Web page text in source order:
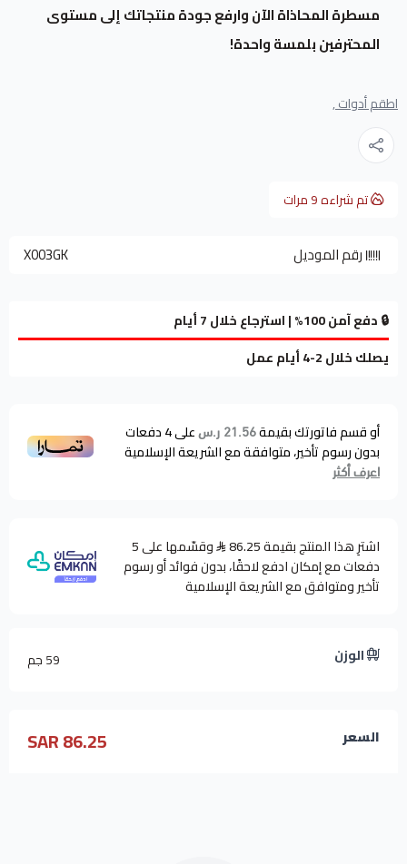
مسطرة المحاذاة الآن وارفع جودة منتجاتك إلى مستوى
المحترفين بلمسة واحدة!
اطقم أدوات ,
تم شراءه9مرات
رقم الموديل X003GK
🔒 دفع آمن 100% | استرجاع خلال 7 أيام
يصلك خلال 2-4 أيام عمل
أو قسم فاتورتك بقيمة21.56 ر.س على4دفعات
بدون رسوم تأخير، متوافقة مع الشريعة الإسلامية
اعرف أكثر
اشترِ هذا المنتج بقيمة 86.25
وقسّمها على 5
دفعات مع إمكان ادفع لاحقًا، بدون فوائد أو رسوم
تأخير ومتوافق مع الشريعة الإسلامية
الوزن 59 جم
السعر 86.25 SAR